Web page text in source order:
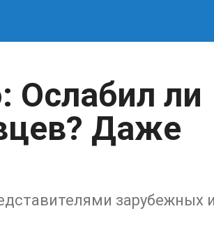
Ослабил ли
Даже
зарубежных и